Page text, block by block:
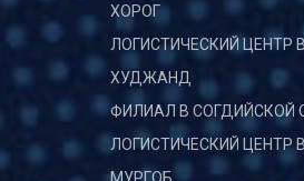
ХОРОГ
ЛОГИСТИЧЕСКИЙ ЦЕНТР
ХУДЖАНД
ФИЛИАЛ В СОГДИЙСКОЙ
ЛОГИСТИЧЕСКИЙ ЦЕНТР